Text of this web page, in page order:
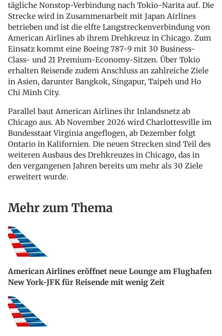
tägliche Nonstop-Verbindung nach Tokio-Narita auf. Die
Strecke wird in Zusammenarbeit mit Japan Airlines
betrieben und ist die elfte Langstreckenverbindung von
American Airlines ab ihrem Drehkreuz in Chicago. Zum
Einsatz kommt eine Boeing 787-9 mit 30 Business-
Class- und 21 Premium-Economy-Sitzen. Über Tokio
erhalten Reisende zudem Anschluss an zahlreiche Ziele
in Asien, darunter Bangkok, Singapur, Taipeh und Ho
Chi Minh City.
Parallel baut American Airlines ihr Inlandsnetz ab
Chicago aus. Ab November 2026 wird Charlottesville im
Bundesstaat Virginia angeflogen, ab Dezember folgt
Ontario in Kalifornien. Die neuen Strecken sind Teil des
weiteren Ausbaus des Drehkreuzes in Chicago, das in
den vergangenen Jahren bereits um mehr als 30 Ziele
erweitert wurde.
Mehr zum Thema
American Airlines eröffnet neue Lounge am Flughafen
New York-JFK für Reisende mit wenig Zeit